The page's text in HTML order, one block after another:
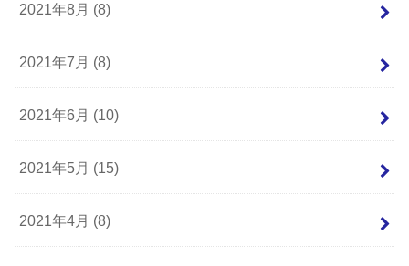
2021年8月 (8)
2021年7月 (8)
2021年6月 (10)
2021年5月 (15)
2021年4月 (8)